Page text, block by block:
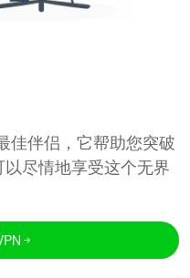
佳伴侣，它帮助您突破
尽情地享受这个无界